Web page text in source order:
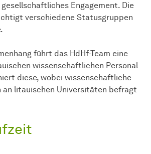
gesellschaftliches Engagement. Die
verschiedene Statusgruppen
führt das HdHf-Team eine
wissenschaftlichen Personal
diese, wobei wissenschaftliche
litauischen Universitäten befragt